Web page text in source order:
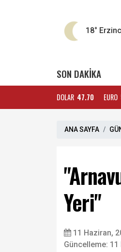
18°
SON DAKİKA
DOLAR 47.70 EURO
ANA SAYFA
Yeri"
11 Haziran,
Güncelleme: 11